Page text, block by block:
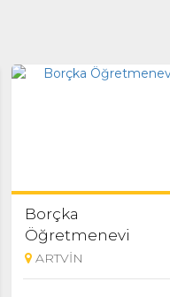
Borçka
Öğretmenevi
ARTVİN